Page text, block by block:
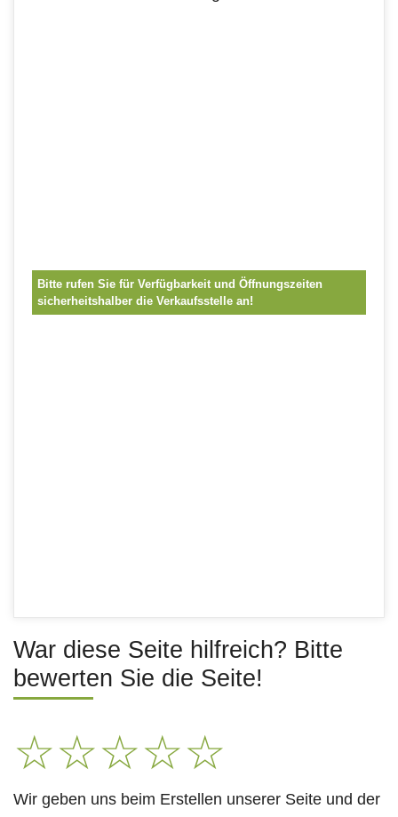
Bitte rufen Sie für Verfügbarkeit und Öffnungszeiten
sicherheitshalber die Verkaufsstelle an!
War diese Seite hilfreich? Bitte
bewerten Sie die Seite!
☆☆☆☆☆
Wir geben uns beim Erstellen unserer Seite und der